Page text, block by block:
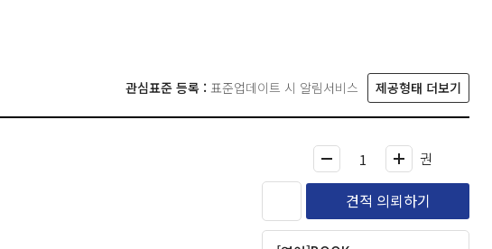
관심표준 등록 : 표준업데이트 시 알림서비스 제공형태 더보기
권
견적 의뢰하기